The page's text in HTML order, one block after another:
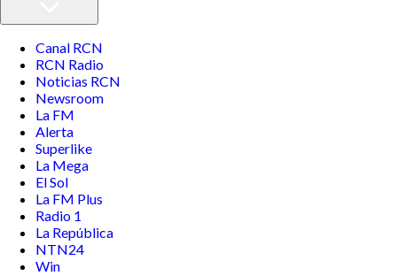
Canal RCN
RCN Radio
Noticias RCN
Newsroom
La FM
Alerta
Superlike
La Mega
El Sol
La FM Plus
Radio 1
La República
NTN24
Win